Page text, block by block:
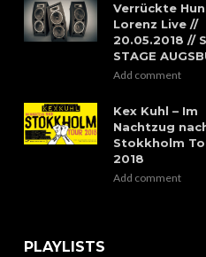
Verrückte
Lorenz Live //
20.05.2018 //
STAGE
Add comment
Kex Kuhl – Im
Nachtzug
Stokkholm
2018
Add comment
PLAYLISTS